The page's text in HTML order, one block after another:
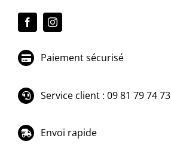
Paiement sécurisé
Service client : 09 81 79 74 73
Envoi rapide